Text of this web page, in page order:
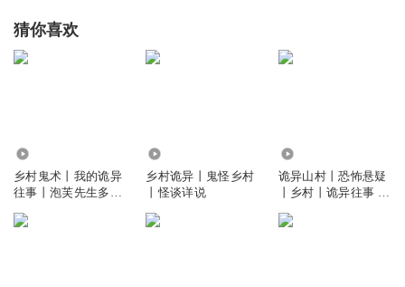
回复
无缘是足以证明自己
苟
猜你喜欢
乡村鬼术丨我的诡异
往事丨泡芙先生多人
乡村诡异丨鬼怪乡村
丨怪谈详说
诡异山村丨恐怖悬疑
丨乡村丨诡异往事 丨